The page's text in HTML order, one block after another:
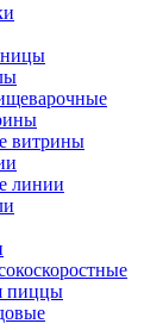
витрины
линии
пиццы